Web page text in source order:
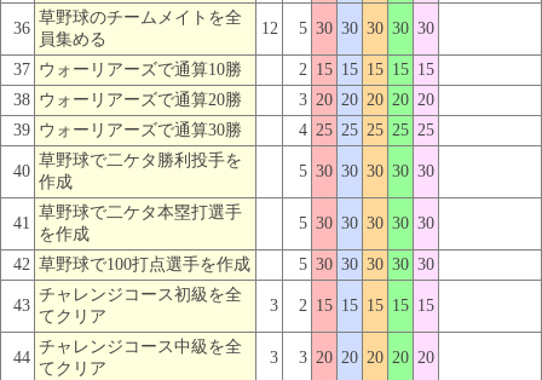
36
草野球のチームメイトを全
員集める
12 5 30 30 30 30 30
37 ウォーリアーズで通算10勝 2 15 15 15 15 15
38 ウォーリアーズで通算20勝 3 20 20 20 20 20
39 ウォーリアーズで通算30勝 4 25 25 25 25 25
40
草野球で二ケタ勝利投手を
作成
5 30 30 30 30 30
41
草野球で二ケタ本塁打選手
を作成
5 30 30 30 30 30
42 草野球で100打点選手を作成 5 30 30 30 30 30
43
チャレンジコース初級を全
てクリア
3 2 15 15 15 15 15
44
チャレンジコース中級を全
てクリア
3 3 20 20 20 20 20